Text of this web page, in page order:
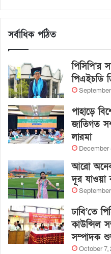
সর্বাধিক পঠিত
পিসিপি’র
পিএইচডি
পাহাড়ে
জাতিগত
লারমা
December
আরো
দূর যাওয়া
ঢাবি’তে
কাউন্সিল
সম্পাদক
October 7,